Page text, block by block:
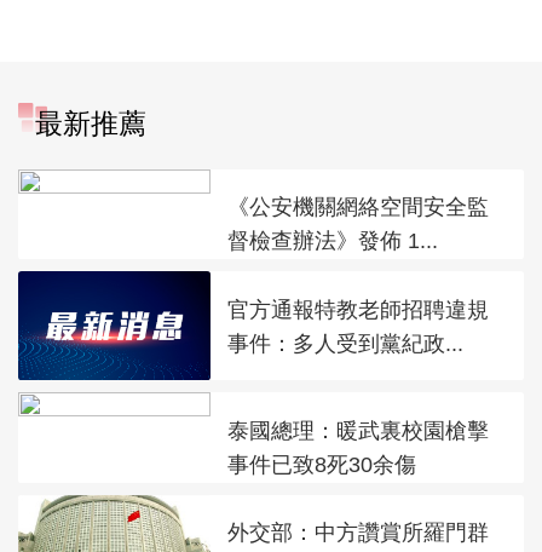
最新推薦
《公安機關網絡空間安全監
督檢查辦法》發佈 1...
官方通報特教老師招聘違規
事件：多人受到黨紀政...
泰國總理：暖武裏校園槍擊
事件已致8死30余傷
外交部：中方讚賞所羅門群